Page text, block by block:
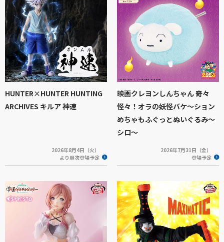
HUNTER×HUNTER HUNTING
ARCHIVES キルア 神速
2026年8月4日（火）
より順次登場予定
映画クレヨンしんちゃん 奇々
怪々！オラの妖怪バケ～ション
めちゃもふぐっとぬいぐるみ～
シロ～
2026年7月31日（金）
登場予定